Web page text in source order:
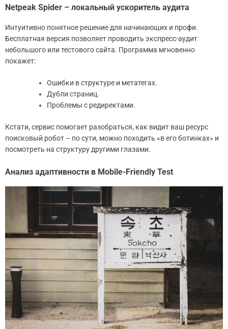
Netpeak Spider – локальный ускоритель аудита
Интуитивно понятное решение для начинающих и профи.
Бесплатная версия позволяет проводить экспресс-аудит
небольшого или тестового сайта. Программа мгновенно
покажет:
Ошибки в структуре и метатегах.
Дубли страниц.
Проблемы с редиректами.
Кстати, сервис помогает разобраться, как видит ваш ресурс
поисковый робот – по сути, можно походить «в его ботинках» и
посмотреть на структуру другими глазами.
Анализ адаптивности в Mobile-Friendly Test